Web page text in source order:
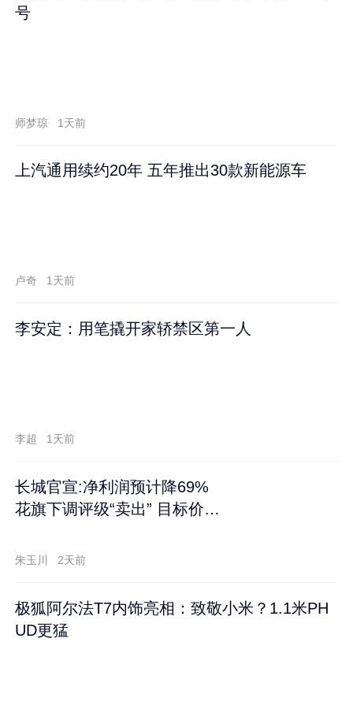
号
师梦琼 1天前
上汽通用续约20年 五年推出30款新能源车
卢奇 1天前
李安定：用笔撬开家轿禁区第一人
李超 1天前
长城官宣:净利润预计降69%
花旗下调评级“卖出” 目标价再
朱玉川 2天前
极狐阿尔法T7内饰亮相：致敬小米？1.1米PH
UD更猛